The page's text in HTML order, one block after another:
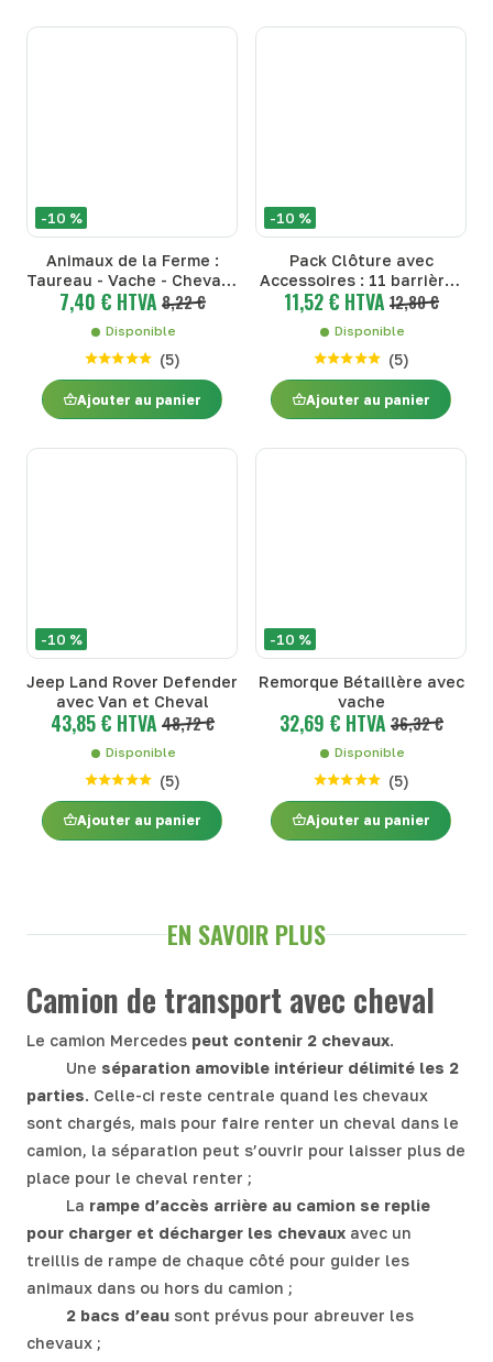
-10 %
Animaux de la Ferme :
Taureau - Vache - Cheval -
Cheval - Modèle Bruder -
7,40 € HTVA 8,22 €
Disponible
(5)
Ajouter au panier
-10 %
Pack Clôture avec
Accessoires : 11 barrières
+ 1 porte + 2 mangeoires
11,52 € HTVA 12,80 €
Disponible
(5)
Ajouter au panier
-10 %
Jeep Land Rover Defender
avec Van et Cheval
43,85 € HTVA 48,72 €
Disponible
(5)
Ajouter au panier
-10 %
Remorque Bétaillère avec
vache
32,69 € HTVA 36,32 €
Disponible
(5)
Ajouter au panier
EN SAVOIR PLUS
Camion de transport avec cheval
Le camion Mercedes peut contenir 2 chevaux.
Une séparation amovible intérieur délimité les 2
parties. Celle-ci reste centrale quand les chevaux
sont chargés, mais pour faire renter un cheval dans le
camion, la séparation peut s’ouvrir pour laisser plus de
place pour le cheval renter ;
La rampe d’accès arrière au camion se replie
pour charger et décharger les chevaux avec un
treillis de rampe de chaque côté pour guider les
animaux dans ou hors du camion ;
2 bacs d’eau sont prévus pour abreuver les
chevaux ;